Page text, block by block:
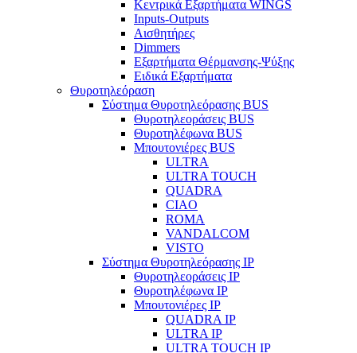
Κεντρικά Εξαρτήματα WINGS
Inputs-Outputs
Αισθητήρες
Dimmers
Εξαρτήματα Θέρμανσης-Ψύξης
Ειδικά Εξαρτήματα
Θυροτηλεόραση
Σύστημα Θυροτηλεόρασης BUS
Θυροτηλεοράσεις BUS
Θυροτηλέφωνα BUS
Μπουτονιέρες BUS
ULTRA
ULTRA TOUCH
QUADRA
CIAO
ROMA
VANDALCOM
VISTO
Σύστημα Θυροτηλεόρασης IP
Θυροτηλεοράσεις IP
Θυροτηλέφωνα IP
Μπουτονιέρες IP
QUADRA IP
ULTRA IP
ULTRA TOUCH IP